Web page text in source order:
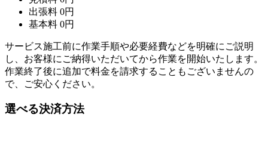
出張料 0円
基本料 0円
サービス施工前に作業手順や必要経費などを明確にご説明
し、お客様にご納得いただいてから作業を開始いたします。
作業終了後に追加で料金を請求することもございませんの
で、ご安心ください。
選べる決済方法